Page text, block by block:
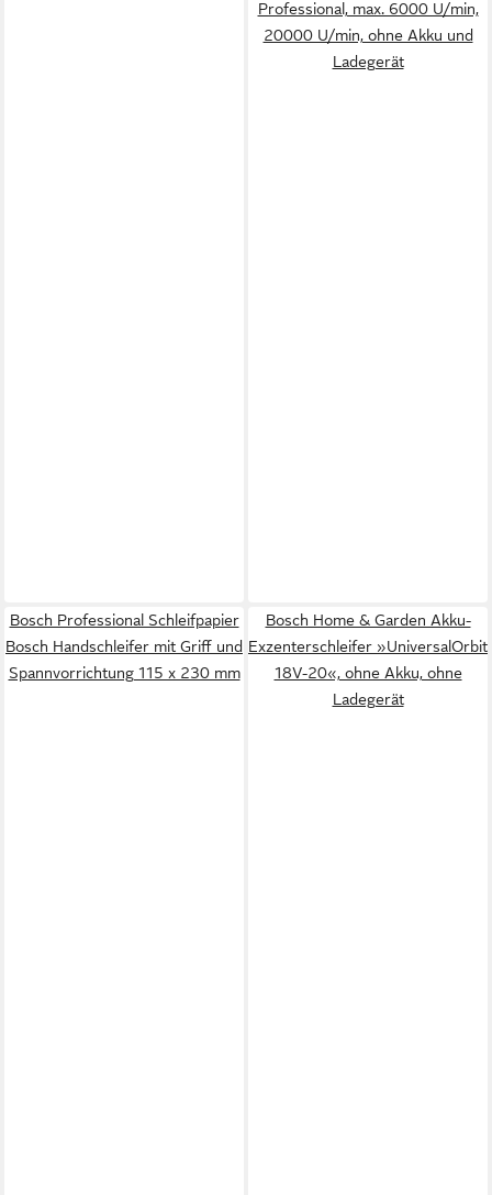
Professional, max. 6000 U/min,
20000 U/min, ohne Akku und
Ladegerät
Bosch Professional Schleifpapier
Bosch Handschleifer mit Griff und
Spannvorrichtung 115 x 230 mm
Bosch Home & Garden Akku-
Exzenterschleifer »UniversalOrbit
18V-20«, ohne Akku, ohne
Ladegerät